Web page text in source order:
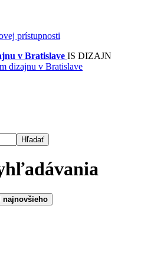
prístupnosti
v Bratislave IS DIZAJN
Hľadať
najnovšieho